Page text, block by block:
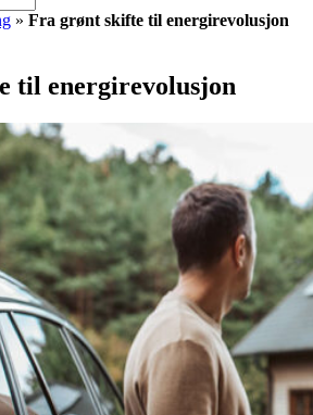
» Fra grønt skifte til energirevolusjon
til energirevolusjon